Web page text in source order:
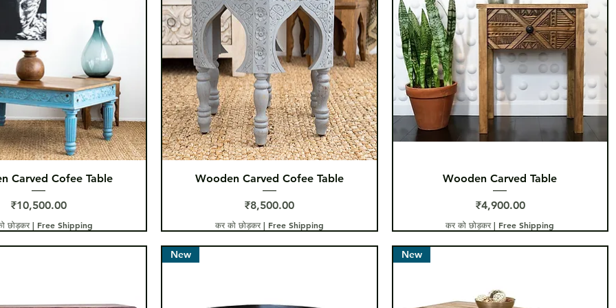
त्वरित दृश्य
Carved Cofee Table
मूल्य
₹10,500.00
छोड़कर| Free Shipping
त्वरित दृश्य
Wooden Carved Cofee Table
मूल्य
₹8,500.00
कर को छोड़कर| Free Shipping
त्वरित दृश्य
Wooden Carved Table
मूल्य
₹4,900.00
कर को छोड़कर| Free Shipping
New New